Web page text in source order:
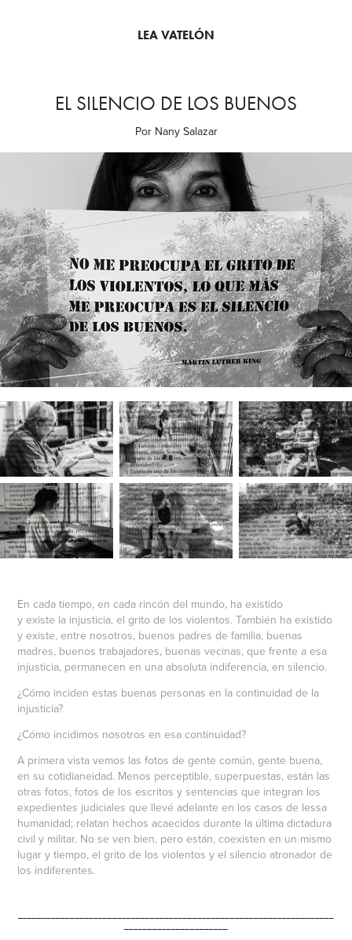
LEA VATELÓN
EL SILENCIO DE LOS BUENOS
Por Nany Salazar
En cada tiempo, en cada rincón del mundo, ha existido
y existe la injusticia, el grito de los violentos. También ha existido
y existe, entre nosotros, buenos padres de familia, buenas
madres, buenos trabajadores, buenas vecinas, que frente a esa
injusticia, permanecen en una absoluta indiferencia, en silencio.
¿Cómo inciden estas buenas personas en la continuidad de la
injusticia?
¿Cómo incidimos nosotros en esa continuidad?
A primera vista vemos las fotos de gente común, gente buena,
en su cotidianeidad. Menos perceptible, superpuestas, están las
otras fotos, fotos de los escritos y sentencias que integran los
expedientes judiciales que llevé adelante en los casos de lessa
humanidad; relatan hechos acaecidos durante la última dictadura
civil y militar. No se ven bien, pero están, coexisten en un mismo
lugar y tiempo, el grito de los violentos y el silencio atronador de
los indiferentes.